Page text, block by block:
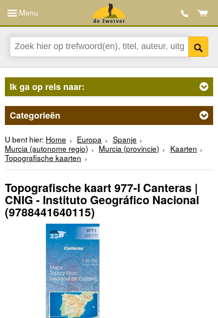
Menu
Ik ga op reis naar:
Categorieën
U bent hier: Home Europa
Spanje
Murcia (autonome regio)
Murcia (provincie)
Kaarten
Topografische kaarten
Topografische kaart 977-I Canteras |
CNIG - Instituto Geográfico Nacional
(9788441640115)